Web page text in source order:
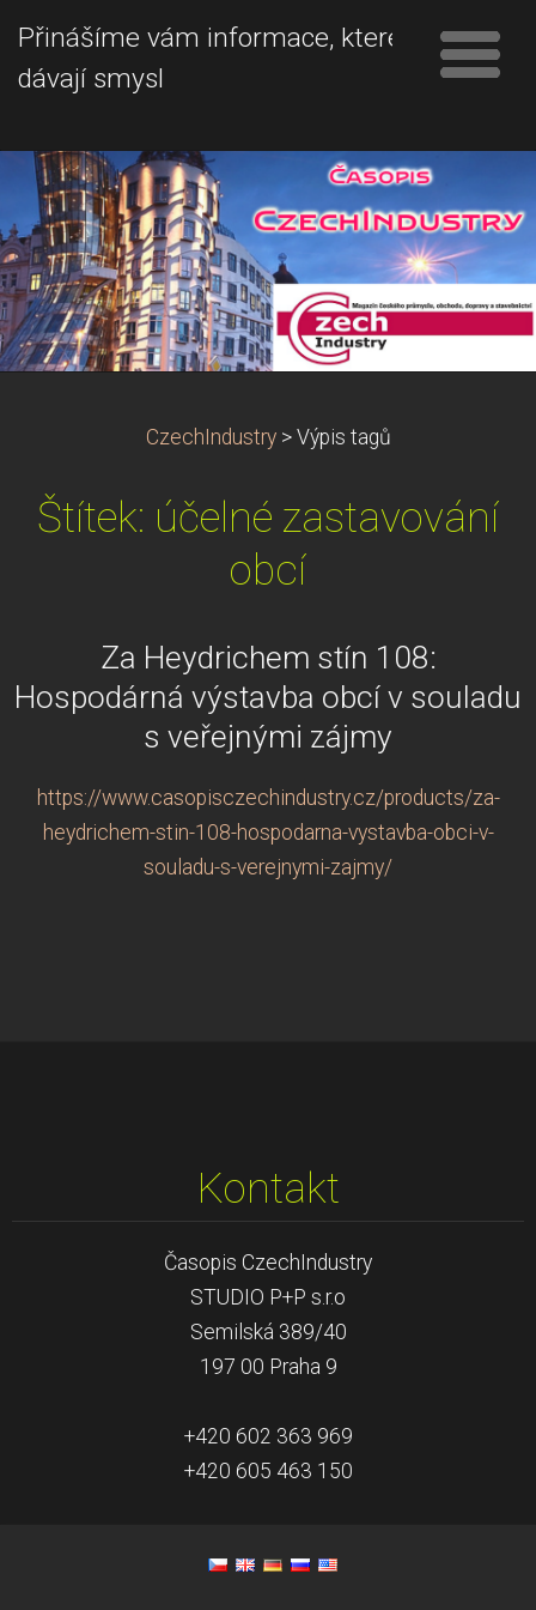
Přinášíme vám informace, které
dávají smysl
CzechIndustry > Výpis tagů
Štítek: účelné zastavování
obcí
Za Heydrichem stín 108:
Hospodárná výstavba obcí v souladu
s veřejnými zájmy
https://www.casopisczechindustry.cz/products/za-
heydrichem-stin-108-hospodarna-vystavba-obci-v-
souladu-s-verejnymi-zajmy/
Kontakt
Časopis CzechIndustry
STUDIO P+P s.r.o
Semilská 389/40
197 00 Praha 9
+420 602 363 969
+420 605 463 150